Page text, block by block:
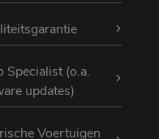
Specialist (o.a.
updates)
Voertuigen